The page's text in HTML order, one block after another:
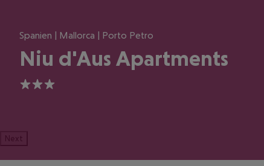
Spanien | Mallorca | Porto Petro
Niu d'Aus Apartments
3
Next